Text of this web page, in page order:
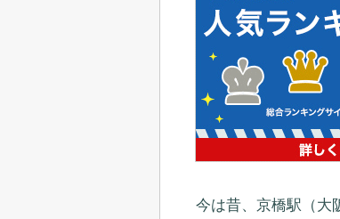
今は昔、京橋駅（大